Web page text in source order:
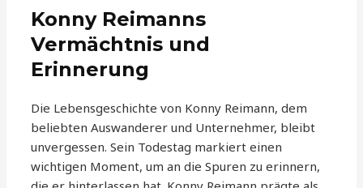
Konny Reimanns
Vermächtnis und
Erinnerung
Die Lebensgeschichte von Konny Reimann, dem
beliebten Auswanderer und Unternehmer, bleibt
unvergessen. Sein Todestag markiert einen
wichtigen Moment, um an die Spuren zu erinnern,